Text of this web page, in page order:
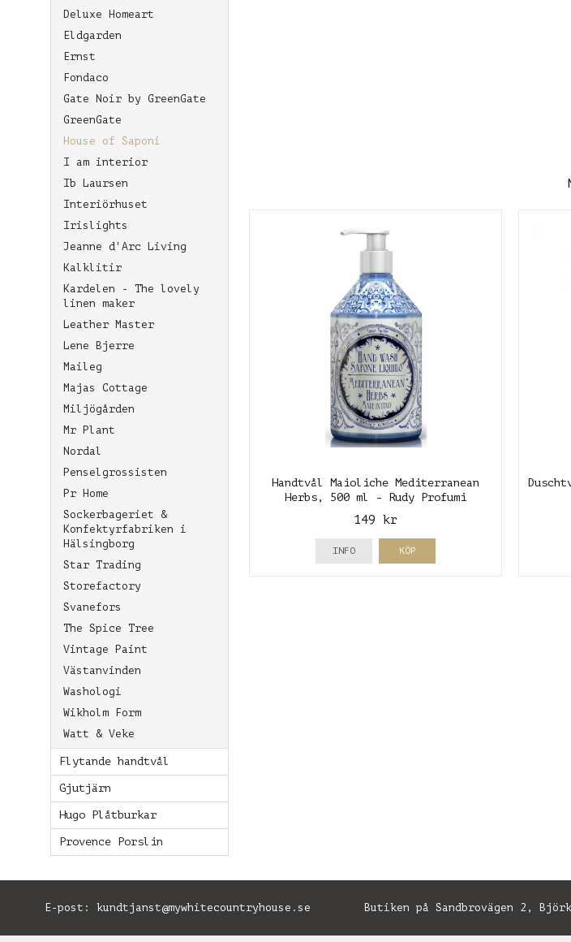
Deluxe Homeart
Eldgarden
Ernst
Fondaco
Gate Noir by GreenGate
GreenGate
House of Saponi
I am interior
Ib Laursen
Interiörhuset
Irislights
Jeanne d'Arc Living
Kalklitir
Kardelen - The lovely
linen maker
Leather Master
Lene Bjerre
Maileg
Majas Cottage
Miljögården
Mr Plant
Nordal
Penselgrossisten
Pr Home
Sockerbageriet &
Konfektyrfabriken i
Hälsingborg
Star Trading
Storefactory
Svanefors
The Spice Tree
Vintage Paint
Västanvinden
Washologi
Wikholm Form
Watt & Veke
Flytande handtvål
Gjutjärn
Hugo Plåtburkar
Provence Porslin
Handtvål Maioliche Mediterranean
Herbs, 500 ml - Rudy Profumi
149 kr
INFO KÖP
E-post: kundtjanst@mywhitecountryhouse.se Butiken på Sandbrovägen 2,